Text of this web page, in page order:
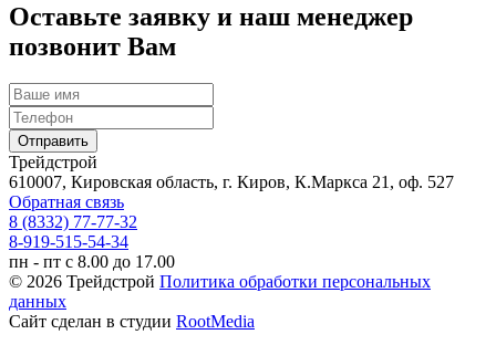
Оставьте заявку и наш менеджер
позвонит Вам
Трейдстрой
610007, Кировская область, г. Киров, К.Маркса 21, оф. 527
Обратная связь
8 (8332) 77-77-32
8-919-515-54-34
пн - пт с 8.00 до 17.00
© 2026 Трейдстрой Политика обработки персональных
данных
Сайт сделан в студии RootMedia